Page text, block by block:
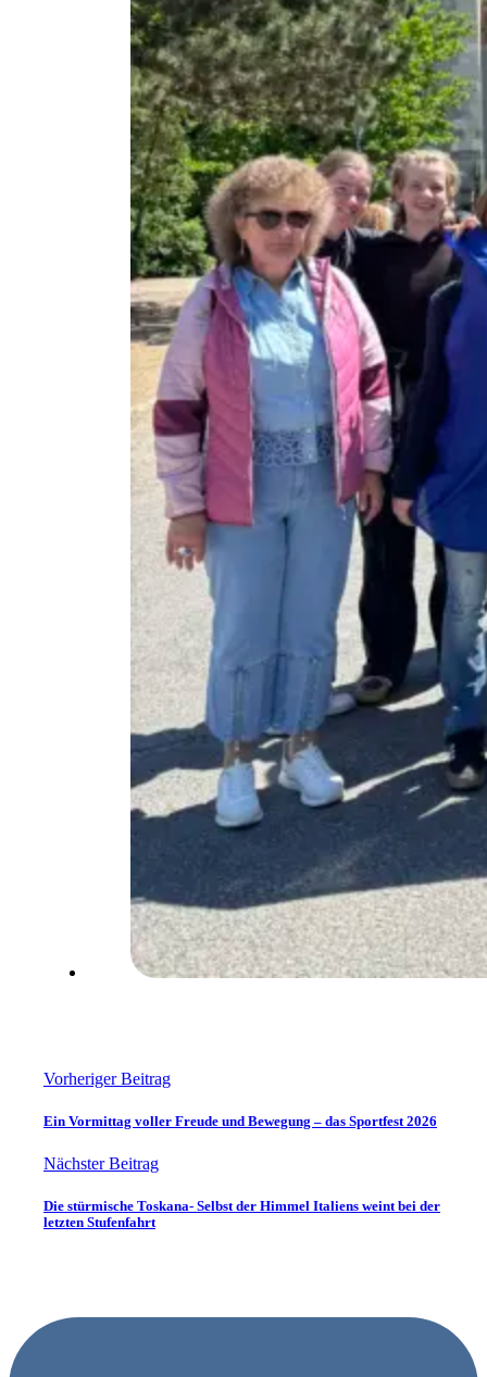
Vorheriger Beitrag
Ein Vormittag voller Freude und Bewegung – das Sportfest 2026
Nächster Beitrag
Die stürmische Toskana- Selbst der Himmel Italiens weint bei der
letzten Stufenfahrt